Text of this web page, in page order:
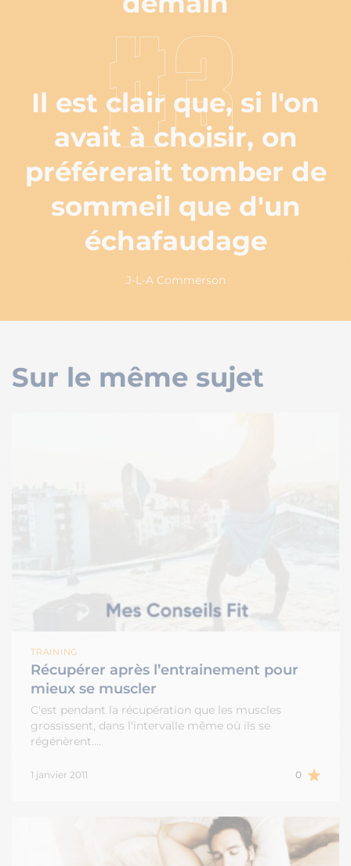
#3
Il est clair que, si l'on
avait à choisir, on
préférerait tomber de
sommeil que d'un
échafaudage
J-L-A Commerson
Sur le même sujet
TRAINING
Récupérer après l’entrainement pour
mieux se muscler
C'est pendant la récupération que les muscles
grossissent, dans l'intervalle même où ils se
régénèrent.…
1 janvier 2011 0